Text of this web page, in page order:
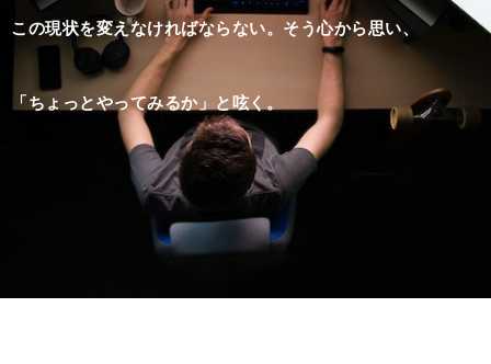
この現状を変えなければならない。そう心から思い、
「ちょっとやってみるか」と呟く。